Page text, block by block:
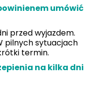
umówić
przed wyjazdem.
pilnych sytuacjach
termin.
na kilka dni